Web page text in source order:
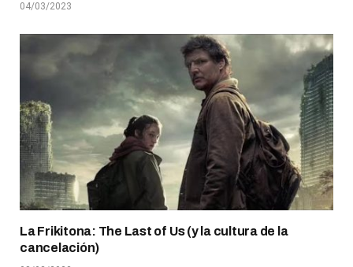
04/03/2023
La Frikitona: The Last of Us (y la cultura de la
cancelación)